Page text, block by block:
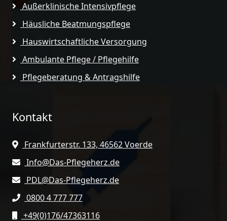
Außerklinische Intensivpflege
Häusliche Beatmungspflege
Hauswirtschaftliche Versorgung
Ambulante Pflege / Pflegehilfe
Pflegeberatung & Antragshilfe
Kontakt
Frankfurterstr. 133, 46562 Voerde
Info@Das-Pflegeherz.de
PDL@Das-Pflegeherz.de
0800 4 777 777
+49(0)176/47363116